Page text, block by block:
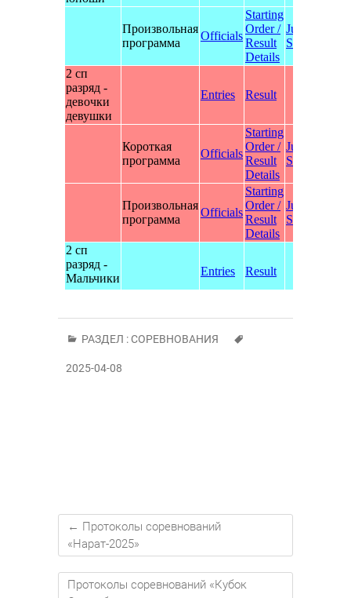
РАЗДЕЛ :СОРЕВНОВАНИЯ
2025-04-08
← Протоколы соревнований
«Нарат-2025»
Протоколы соревнований «Кубок